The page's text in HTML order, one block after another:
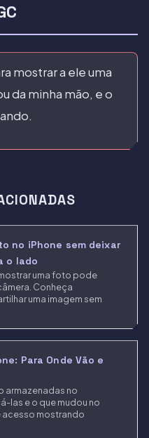
mostrar a ele uma
da minha mão, e o
no iPhone sem deixar
o lado
uma foto pode
Conheça
uma imagem sem
Para Onde Vão e
armazenadas no
las e o que mudou no
acesso mostrando